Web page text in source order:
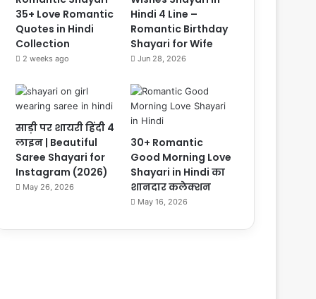
35+ Love Romantic
Quotes in Hindi
Collection
2 weeks ago
Hindi 4 Line –
Romantic Birthday
Shayari for Wife
Jun 28, 2026
साड़ी पर शायरी हिंदी 4
लाइन | Beautiful
Saree Shayari for
Instagram (2026)
May 26, 2026
30+ Romantic
Good Morning Love
Shayari in Hindi का
शानदार कलेक्शन
May 16, 2026